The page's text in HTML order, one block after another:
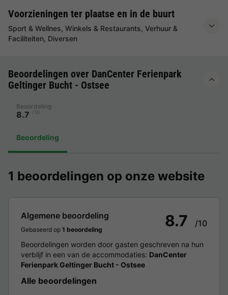
Voorzieningen ter plaatse en in de buurt
Sport & Wellnes, Winkels & Restaurants, Verhuur &
Faciliteiten, Diversen
Beoordelingen over DanCenter Ferienpark
Geltinger Bucht - Ostsee
Beoordeling
8.7 /10
Beoordeling
1 beoordelingen op onze website
Algemene beoordeling
Gebaseerd op 1 beoordeling 8.7 /10
Beoordelingen worden door gasten geschreven na hun
verblijf in een van de accommodaties: DanCenter
Ferienpark Geltinger Bucht - Ostsee
Alle beoordelingen